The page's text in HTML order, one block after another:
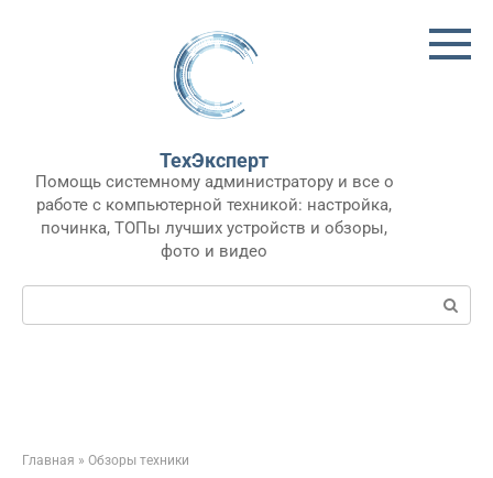
ТехЭксперт
Помощь системному администратору и все о
работе с компьютерной техникой: настройка,
починка, ТОПы лучших устройств и обзоры,
фото и видео
Поиск:
Главная » Обзоры техники